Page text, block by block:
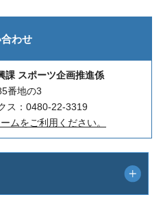
わせ
課 スポーツ企画推進係
番地の3
ス：0480-22-3319
ムをご利用ください。